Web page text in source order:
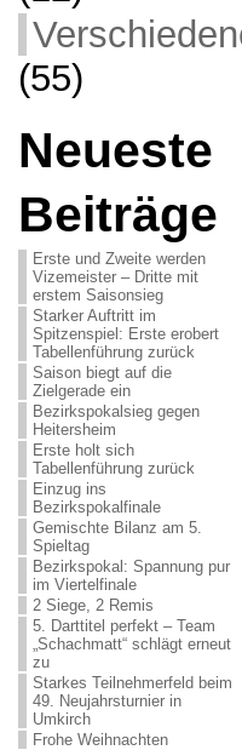
(55)
Neueste
Beiträge
Erste und Zweite werden
Vizemeister – Dritte mit
erstem Saisonsieg
Starker Auftritt im
Spitzenspiel: Erste erobert
Tabellenführung zurück
Saison biegt auf die
Zielgerade ein
Bezirkspokalsieg gegen
Heitersheim
Erste holt sich
Tabellenführung zurück
Einzug ins
Bezirkspokalfinale
Gemischte Bilanz am 5.
Spieltag
Bezirkspokal: Spannung pur
im Viertelfinale
2 Siege, 2 Remis
5. Darttitel perfekt – Team
„Schachmatt“ schlägt erneut
zu
Starkes Teilnehmerfeld beim
49. Neujahrsturnier in
Umkirch
Frohe Weihnachten